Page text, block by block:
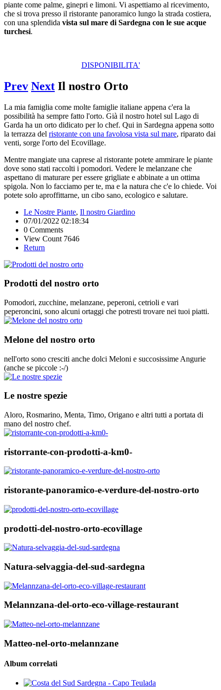
piante come palme, ginepri e limoni. Vi aspettiamo al ricevimento,
che si trova presso il ristorante panoramico lungo la strada costiera,
con una splendida vista sul mare di Sardegna con le sue acque
turchesi.
DISPONIBILITA'
Prev Next Il nostro Orto
La mia famiglia come molte famiglie italiane appena c'era la
possibilità ha sempre fatto l'orto. Già il nostro hotel sul Lago di
Garda ha un orto didicato per lo chef. Qui in Sardegna appena sotto
la terrazza del ristorante con una favolosa vista sul mare, riparato dai
venti, sorge l'orto del Ecovillage.
Mentre mangiate una caprese al ristorante potete ammirare le piante
dove sono stati raccolti i pomodori. Vedere le melanzane che
aspettano di maturare per essere grigliate e abbinate a un ottima
spigola. Non lo facciamo per te, ma e la natura che c'e lo chiede. Voi
potete solo aproffittarne, un cibo sano, ecologico e salutare.
Le Nostre Piante, Il nostro Giardino
07/01/2022 02:18:34
0 Comments
View Count 7646
Return
Prodotti del nostro orto
Pomodori, zucchine, melanzane, peperoni, cetrioli e vari
peperoncini, sono alcuni ortaggi che potresti trovare nei tuoi piatti.
Melone del nostro orto
nell'orto sono cresciti anche dolci Meloni e succosissime Angurie
(anche se piccole :-/)
Le nostre spezie
Aloro, Rosmarino, Menta, Timo, Origano e altri tutti a portata di
mano del nostro chef.
ristorrante-con-prodotti-a-km0-
ristorante-panoramico-e-verdure-del-nostro-orto
prodotti-del-nostro-orto-ecovillage
Natura-selvaggia-del-sud-sardegna
Melannzana-del-orto-eco-village-restaurant
Matteo-nel-orto-melannzane
Album correlati